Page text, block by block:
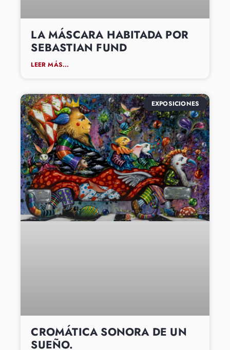
LA MÁSCARA HABITADA POR
SEBASTIAN FUND
LEER MÁS...
EXPOSICIONES
CROMÁTICA SONORA DE UN
SUEÑO.